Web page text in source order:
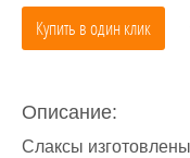
Купить в один клик
Описание:
Слаксы